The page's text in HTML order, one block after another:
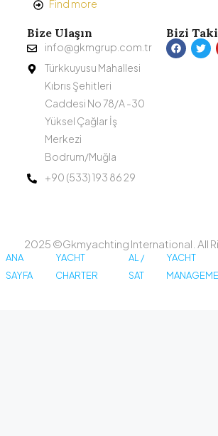
Find more
Bize Ulaşın
info@gkmgrup.com.tr
Türkkuyusu Mahallesi
Kıbrıs Şehitleri
Caddesi No 78/A -30
Yüksel Çağlar İş
Merkezi
Bodrum/Muğla
+90 (533) 193 86 29
Bizi
2025 ©Gkmyachting International. All
ANA
SAYFA
YACHT
CHARTER
AL /
SAT
YACHT